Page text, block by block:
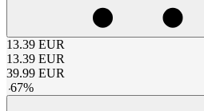
13.39 EUR
13.39 EUR
39.99 EUR
-67%